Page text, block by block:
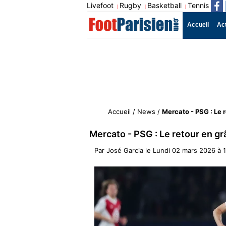
Livefoot | Rugby | Basketball | Tennis
Accueil
Accueil / News / Mercato - PSG : Le
Mercato - PSG : Le retour en
Par José Garcia le Lundi 02 mars 2026 à